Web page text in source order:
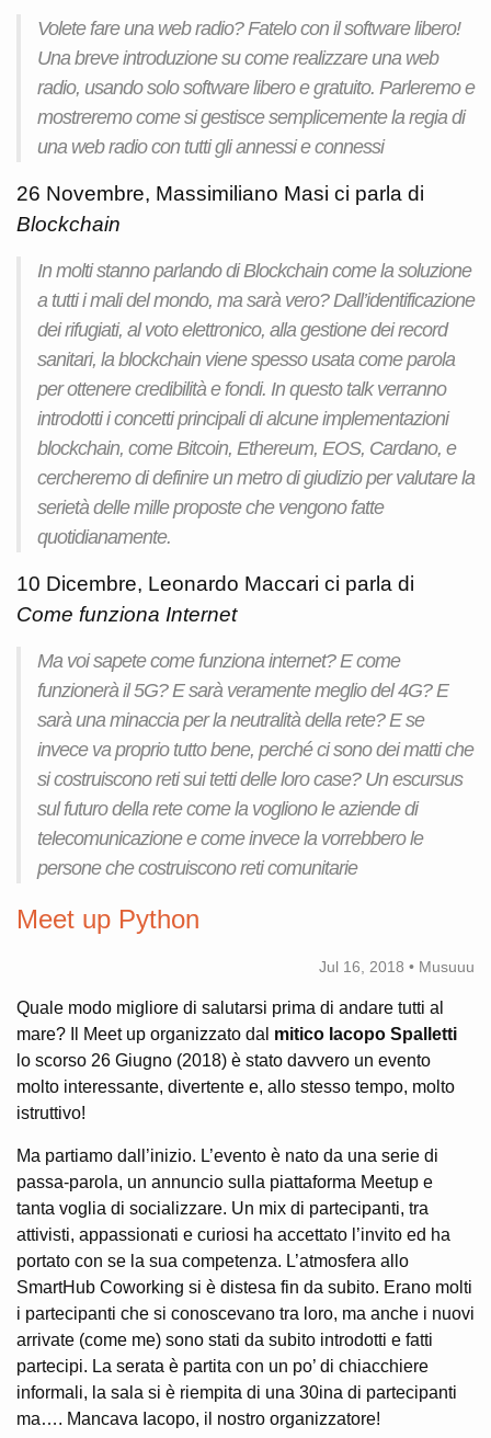
Volete fare una web radio? Fatelo con il software libero!
Una breve introduzione su come realizzare una web
radio, usando solo software libero e gratuito. Parleremo e
mostreremo come si gestisce semplicemente la regia di
una web radio con tutti gli annessi e connessi
26 Novembre, Massimiliano Masi ci parla di
Blockchain
In molti stanno parlando di Blockchain come la soluzione
a tutti i mali del mondo, ma sarà vero? Dall’identificazione
dei rifugiati, al voto elettronico, alla gestione dei record
sanitari, la blockchain viene spesso usata come parola
per ottenere credibilità e fondi. In questo talk verranno
introdotti i concetti principali di alcune implementazioni
blockchain, come Bitcoin, Ethereum, EOS, Cardano, e
cercheremo di definire un metro di giudizio per valutare la
serietà delle mille proposte che vengono fatte
quotidianamente.
10 Dicembre, Leonardo Maccari ci parla di
Come funziona Internet
Ma voi sapete come funziona internet? E come
funzionerà il 5G? E sarà veramente meglio del 4G? E
sarà una minaccia per la neutralità della rete? E se
invece va proprio tutto bene, perché ci sono dei matti che
si costruiscono reti sui tetti delle loro case? Un escursus
sul futuro della rete come la vogliono le aziende di
telecomunicazione e come invece la vorrebbero le
persone che costruisconoreti comunitarie
Meet up Python
Jul 16, 2018 • Musuuu
Quale modo migliore di salutarsi prima di andare tutti al
mare? Il Meet up organizzato dal mitico Iacopo Spalletti
lo scorso 26 Giugno (2018) è stato davvero un evento
molto interessante, divertente e, allo stesso tempo, molto
istruttivo!
Ma partiamo dall’inizio. L’evento è nato da una serie di
passa-parola, un annuncio sulla piattaforma Meetup e
tanta voglia di socializzare. Un mix di partecipanti, tra
attivisti, appassionati e curiosi ha accettato l’invito ed ha
portato con se la sua competenza. L’atmosfera allo
SmartHub Coworking si è distesa fin da subito. Erano molti
i partecipanti che si conoscevano tra loro, ma anche i nuovi
arrivate (come me) sono stati da subito introdotti e fatti
partecipi. La serata è partita con un po’ di chiacchiere
informali, la sala si è riempita di una 30ina di partecipanti
ma…. Mancava Iacopo, il nostro organizzatore!